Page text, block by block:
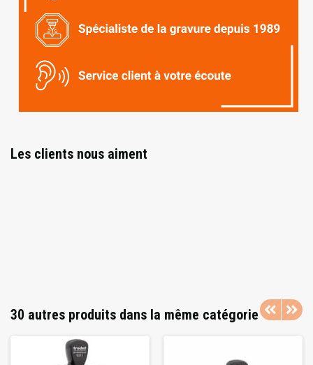
Les clients nous aiment
30 autres produits dans la même catégorie